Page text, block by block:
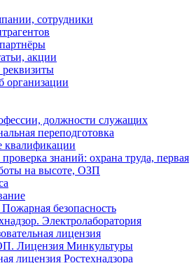
сотрудники
акции
организации
должности служащих
переподготовка
знаний: охрана труда, первая
на высоте, ОЗП
безопасность
Электролаборатория
лицензия
Лицензия Минкультуры
лицензия Ростехнадзора